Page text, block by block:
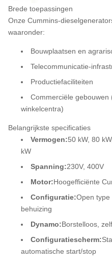
Brede toepassingen
Onze Cummins-
waaronder:
Bouwplaatsen en
Telecommunicatie-
Productiefaciliteiten
Commerciële gebouwen
winkelcentra)
Belangrijkste specificaties
Vermogen:50 kW, 80
kW
Spanning:230V, 400V
Motor:Hoogefficiënte
Configuratie:Open type
behuizing
Dynamo:Borstelloos,
Configuratiescherm:
automatische start/stop